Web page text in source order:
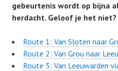
gebeurtenis wordt op bijna
herdacht. Geloof je het
Route 1: Van Sloten naar
Route 2: Van Grou naar
Route 3: Van Leeuwarden